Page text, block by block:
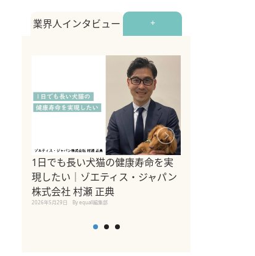
業界人インタビュー +
1日でも長い犬猫の健康寿命を実
現したい｜ゾエティス・ジャパン
株式会社 村瀬 正典
2026年5月29日 By equall編集部